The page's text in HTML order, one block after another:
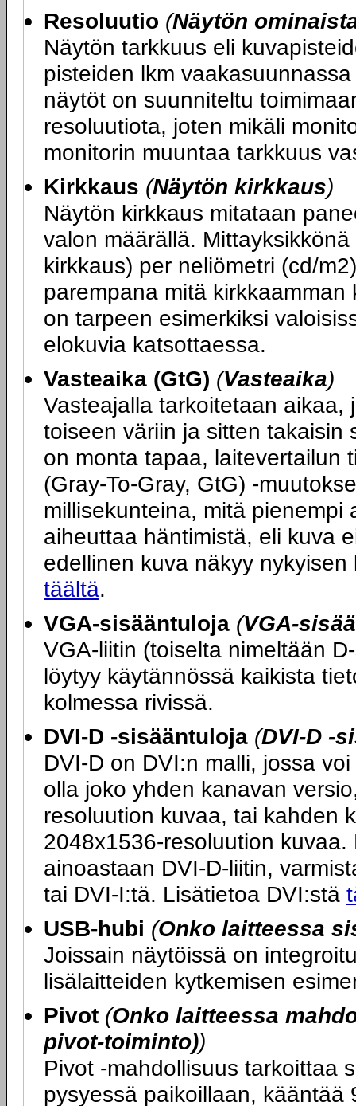
Resoluutio (Näytön
Näytön tarkkuus eli
pisteiden lkm
näytöt on suunniteltu
resoluutiota, joten mikäli
monitorin muuntaa tarkkuus
Kirkkaus (Näytön kirkkaus)
Näytön kirkkaus mitataan
valon määrällä.
kirkkaus) per neliömetri (cd/
parempana mitä
on tarpeen esimerkiksi
elokuvia katsottaessa.
Vasteaika (GtG) (Vasteaika)
Vasteajalla tarkoitetaan aikaa,
toiseen väriin ja sitten takaisin
on monta tapaa, laitevertailun
(Gray-To-Gray, GtG) -
millisekunteina, mitä
aiheuttaa häntimistä, eli kuva
edellinen kuva näkyy
täältä.
VGA-sisääntuloja (VGA-
VGA-liitin (toiselta nimeltään
löytyy käytännössä kaikista
kolmessa rivissä.
DVI-D -sisääntuloja (DVI-D -
DVI-D on DVI:n malli, jossa
olla joko yhden kanavan
resoluution kuvaa, tai kahden
2048x1536-resoluution
ainoastaan DVI-D-liitin,
tai DVI-I:tä. Lisätietoa DVI:stä
USB-hubi (Onko laitteessa
Joissain näytöissä on
lisälaitteiden kytkemisen
Pivot (Onko laitteessa
pivot-toiminto))
Pivot -mahdollisuus tarkoittaa
pysyessä paikoillaan,